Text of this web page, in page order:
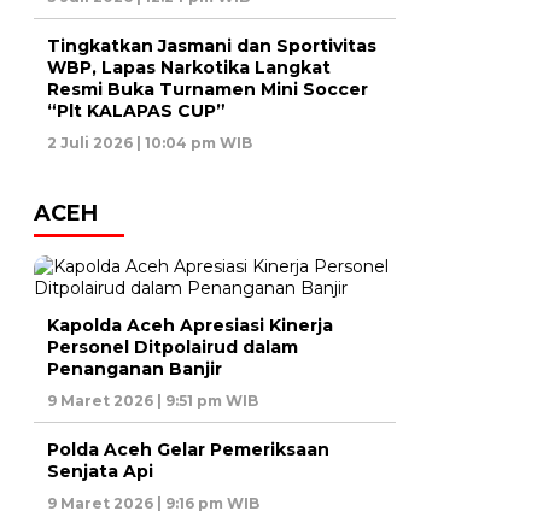
Tingkatkan Jasmani dan Sportivitas
WBP, Lapas Narkotika Langkat
Resmi Buka Turnamen Mini Soccer
“Plt KALAPAS CUP”
2 Juli 2026 | 10:04 pm WIB
ACEH
Kapolda Aceh Apresiasi Kinerja
Personel Ditpolairud dalam
Penanganan Banjir
9 Maret 2026 | 9:51 pm WIB
Polda Aceh Gelar Pemeriksaan
Senjata Api
9 Maret 2026 | 9:16 pm WIB